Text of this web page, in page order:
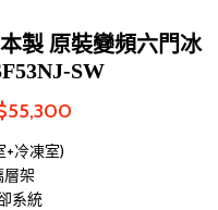
製 原裝變頻六門冰
SW
55,300
+冷凍室)
架
系統